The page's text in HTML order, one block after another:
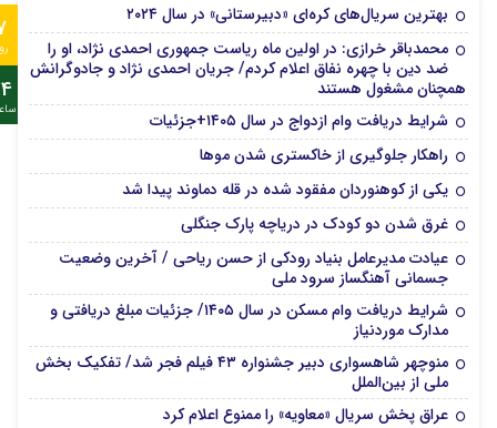
بهترین سریال‌های کره‌ای «دبیرستانی» در سال ۲۰۲۴
محمدباقر خرازی: در اولین ماه ریاست جمهوری احمدی نژاد، او را
ضد دین با چهره نفاق اعلام کردم/ جریان احمدی نژاد و جادوگرانش
همچنان مشغول هستند
شرایط دریافت وام ازدواج در سال ۱۴۰۵+جزئیات
راهکار جلوگیری از خاکستری شدن موها
یکی از کوهنوردان مفقود شده در قله دماوند پیدا شد
غرق شدن دو کودک در دریاچه پارک جنگلی
عیادت مدیرعامل بنیاد رودکی از حسن ریاحی / آخرین وضعیت
جسمانی آهنگساز سرود ملی
شرایط دریافت وام مسکن در سال ۱۴۰۵/ جزئیات مبلغ دریافتی و
مدارک موردنیاز
منوچهر شاهسواری دبیر جشنواره ۴۳ فیلم فجر شد/ تفکیک بخش
ملی از بین‌الملل
عراق پخش سریال «معاویه» را ممنوع اعلام کرد